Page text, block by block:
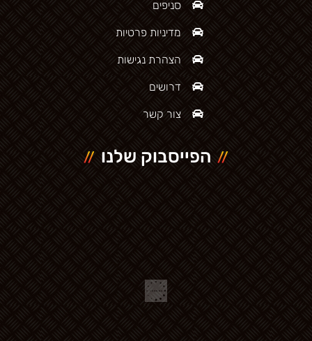
סניפים
מדיניות פרטיות
הצהרת נגישות
דרושים
צור קשר
הפייסבוק שלנו